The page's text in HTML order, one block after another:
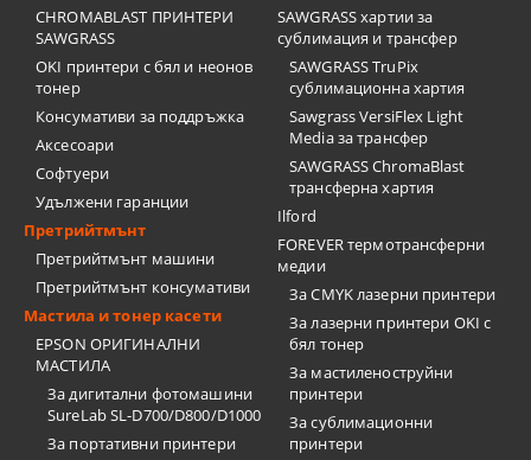
CHROMABLAST ПРИНТЕРИ
SAWGRASS
OKI принтери с бял и неонов
тонер
Консумативи за поддръжка
Аксесоари
Софтуери
Удължени гаранции
Претрийтмънт
Претрийтмънт машини
Претрийтмънт консумативи
Мастила и тонер касети
EPSON ОРИГИНАЛНИ
МАСТИЛА
За дигитални фотомашини
SureLab SL-D700/D800/D1000
За портативни принтери
SAWGRASS хартии за
сублимация и трансфер
SAWGRASS TruPix
сублимационна хартия
Sawgrass VersiFlex Light
Media за трансфер
SAWGRASS ChromaBlast
трансферна хартия
Ilford
FOREVER термотрансферни
медии
За CMYK лазерни принтери
За лазерни принтери OKI с
бял тонер
За мастиленоструйни
принтери
За сублимационни
принтери